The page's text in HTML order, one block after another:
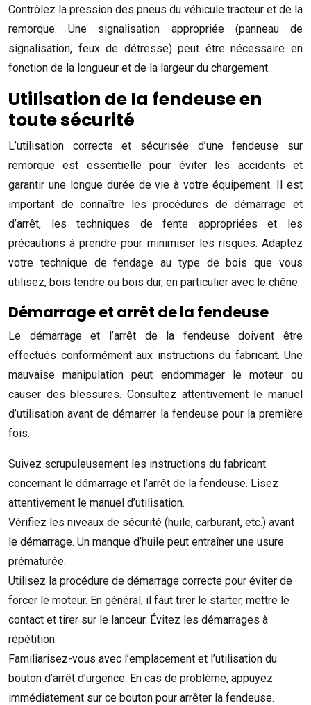
Contrôlez la pression des pneus du véhicule tracteur et de la
remorque. Une signalisation appropriée (panneau de
signalisation, feux de détresse) peut être nécessaire en
fonction de la longueur et de la largeur du chargement.
Utilisation de la fendeuse en
toute sécurité
L’utilisation correcte et sécurisée d’une fendeuse sur
remorque est essentielle pour éviter les accidents et
garantir une longue durée de vie à votre équipement. Il est
important de connaître les procédures de démarrage et
d’arrêt, les techniques de fente appropriées et les
précautions à prendre pour minimiser les risques. Adaptez
votre technique de fendage au type de bois que vous
utilisez, bois tendre ou bois dur, en particulier avec le chêne.
Démarrage et arrêt de la fendeuse
Le démarrage et l’arrêt de la fendeuse doivent être
effectués conformément aux instructions du fabricant. Une
mauvaise manipulation peut endommager le moteur ou
causer des blessures. Consultez attentivement le manuel
d’utilisation avant de démarrer la fendeuse pour la première
fois.
Suivez scrupuleusement les instructions du fabricant
concernant le démarrage et l’arrêt de la fendeuse. Lisez
attentivement le manuel d’utilisation.
Vérifiez les niveaux de sécurité (huile, carburant, etc.) avant
le démarrage. Un manque d’huile peut entraîner une usure
prématurée.
Utilisez la procédure de démarrage correcte pour éviter de
forcer le moteur. En général, il faut tirer le starter, mettre le
contact et tirer sur le lanceur. Évitez les démarrages à
répétition.
Familiarisez-vous avec l’emplacement et l’utilisation du
bouton d’arrêt d’urgence. En cas de problème, appuyez
immédiatement sur ce bouton pour arrêter la fendeuse.